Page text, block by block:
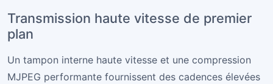
Transmission haute vitesse de premier
plan
Un tampon interne haute vitesse et une compression
MJPEG performante fournissent des cadences élevées